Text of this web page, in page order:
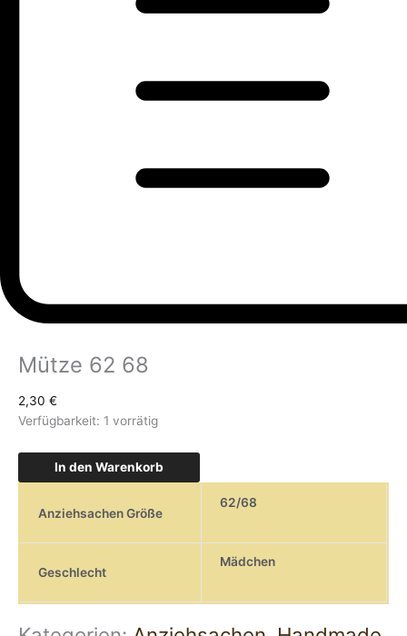
Mütze 62 68
2,30 €
Verfügbarkeit: 1 vorrätig
In den Warenkorb
Anziehsachen Größe
62/68
Geschlecht
Mädchen